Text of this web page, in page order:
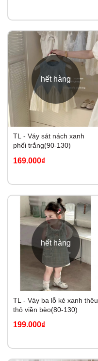
hết hàng
TL - Váy sát nách xanh
phối trắng(90-130)
169.000₫
hết hàng
TL - Váy ba lỗ kẻ xanh thêu
thỏ viền bèo(80-130)
199.000₫